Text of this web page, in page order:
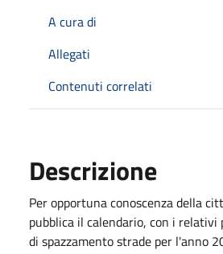
A cura di
Allegati
Contenuti correlati
Descrizione
Per opportuna conoscenza della
pubblica il calendario, con i relativi
di spazzamento strade per l'anno